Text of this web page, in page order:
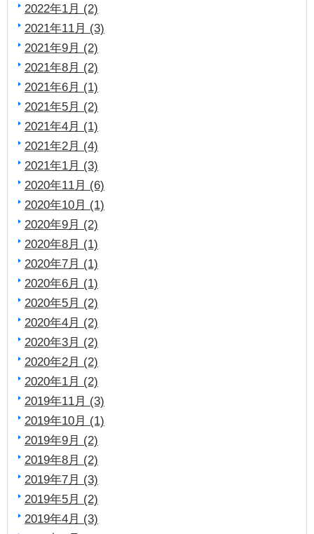
2022年1月 (2)
2021年11月 (3)
2021年9月 (2)
2021年8月 (2)
2021年6月 (1)
2021年5月 (2)
2021年4月 (1)
2021年2月 (4)
2021年1月 (3)
2020年11月 (6)
2020年10月 (1)
2020年9月 (2)
2020年8月 (1)
2020年7月 (1)
2020年6月 (1)
2020年5月 (2)
2020年4月 (2)
2020年3月 (2)
2020年2月 (2)
2020年1月 (2)
2019年11月 (3)
2019年10月 (1)
2019年9月 (2)
2019年8月 (2)
2019年7月 (3)
2019年5月 (2)
2019年4月 (3)